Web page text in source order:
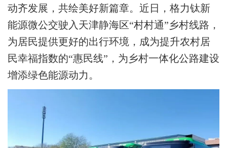
动齐发展，共绘美好新篇章。近日，格力钛新
能源微公交驶入天津静海区“村村通”乡村线路，
为居民提供更好的出行环境，成为提升农村居
民幸福指数的“惠民线”，为乡村一体化公路建设
增添绿色能源动力。